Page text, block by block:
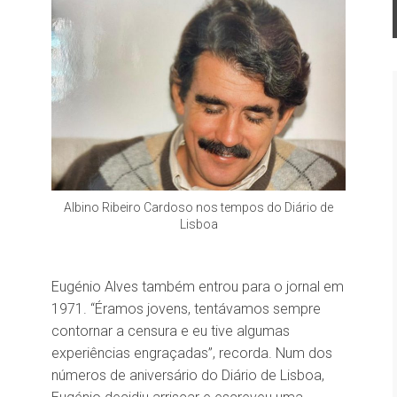
Albino Ribeiro Cardoso nos tempos do Diário de
Lisboa
Eugénio Alves também entrou para o jornal em
1971. “Éramos jovens, tentávamos sempre
contornar a censura e eu tive algumas
experiências engraçadas”, recorda. Num dos
números de aniversário do Diário de Lisboa,